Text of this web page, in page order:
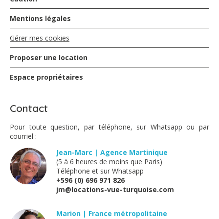
Joël&Nicole - août 2018
travaux,au niveau de la toiture de la chambre du haut(
entrée d'eau importante)
la peinture du fond de la piscine est à refaire
Mocochain - avril 2018
Très belle maison, dans un endroit calme et sans vis à
vis. Nous recommandons cette maison pour passer de
très agréables vacances. Maison idéale pour un couple
avec Enfants ( 9ans et 3 ans pour nous ). Sylvia et le
Mentions légales
Gérer mes cookies
Proposer une location
Espace propriétaires
Contact
Pour toute question, par téléphone, sur Whatsapp ou par
courriel :
Jean-Marc | Agence Martinique
(5 à 6 heures de moins que Paris)
Téléphone et sur Whatsapp
+596 (0) 696 971 826
jm@locations-vue-turquoise.com
Marion | France métropolitaine